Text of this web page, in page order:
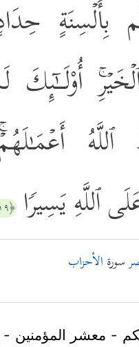
بِأَلۡسِنَةٍ
أُوْلَــٰۤىِٕكَ
ٱللَّهُ
ٱللَّهِ یَسِیرࣰا ﴿١٩﴾
سورة الأحزاب
- معشر المؤمنين -